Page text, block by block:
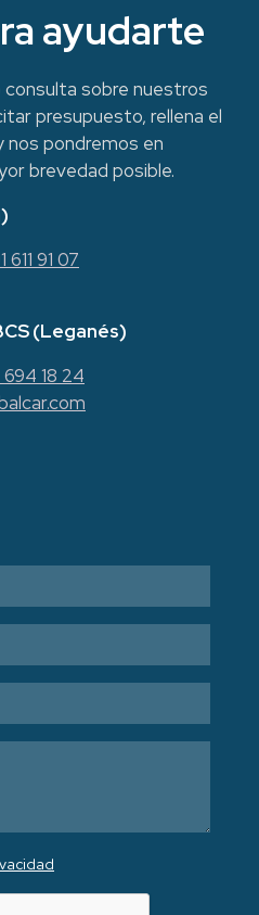
ayudarte
consulta sobre nuestros
presupuesto, rellena el
nos pondremos en
brevedad posible.
611 91 07
(Leganés)
694 18 24